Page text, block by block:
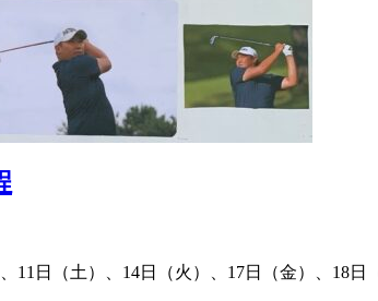
日（土）、14日（火）、17日（金）、18日